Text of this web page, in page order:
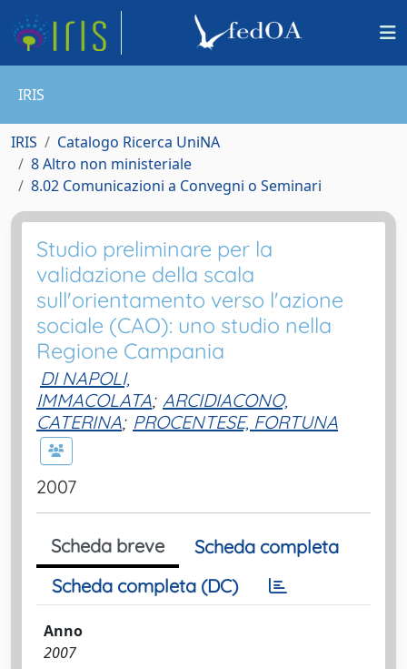
IRIS
IRIS
Catalogo Ricerca UniNA
8 Altro non ministeriale
8.02 Comunicazioni a Convegni o Seminari
Studio preliminare per la
validazione della scala
sull'orientamento verso l'azione
sociale (CAO): uno studio nella
Regione Campania
DI NAPOLI,
IMMACOLATA; ARCIDIACONO,
CATERINA; PROCENTESE, FORTUNA
2007
Scheda breve
Scheda completa
Scheda completa (DC)
Anno
2007